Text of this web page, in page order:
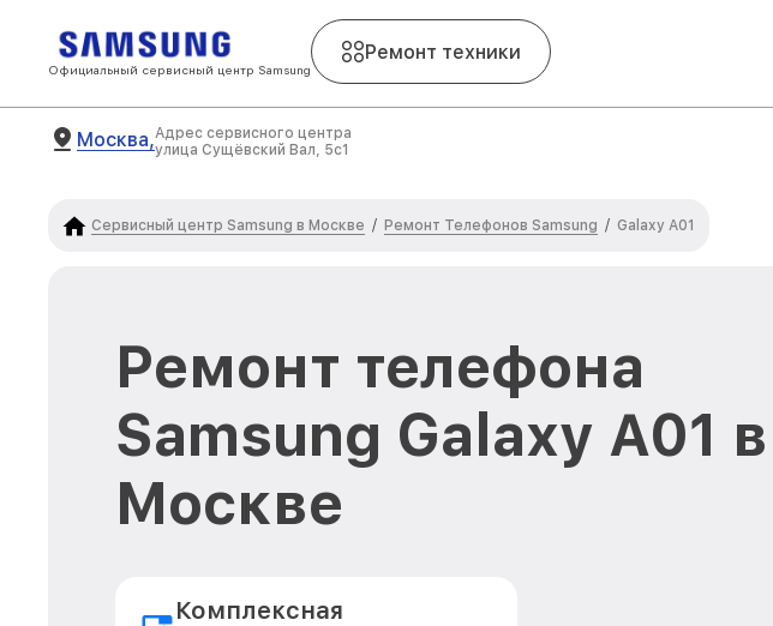
Официальный сервисный центр Samsung
Ремонт техники
Москва,Адрес сервисного центра
улица Сущёвский Вал, 5с1
Сервисный центр Samsung в Москве / Ремонт Телефонов Samsung / Galaxy A01
Ремонт телефона
Samsung Galaxy A01 в
Москве
Комплексная